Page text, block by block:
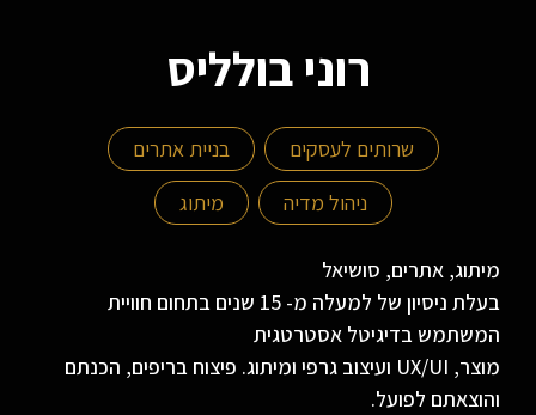
רוני בולליס
שרותים לעסקים
בניית אתרים
ניהול מדיה
מיתוג
מיתוג, אתרים, סושיאל
בעלת ניסיון של למעלה מ- 15 שנים בתחום חוויית
המשתמש בדיגיטל אסטרטגית
מוצר, UX/UI ועיצוב גרפי ומיתוג. פיצוח בריפים, הכנתם
והוצאתם לפועל.